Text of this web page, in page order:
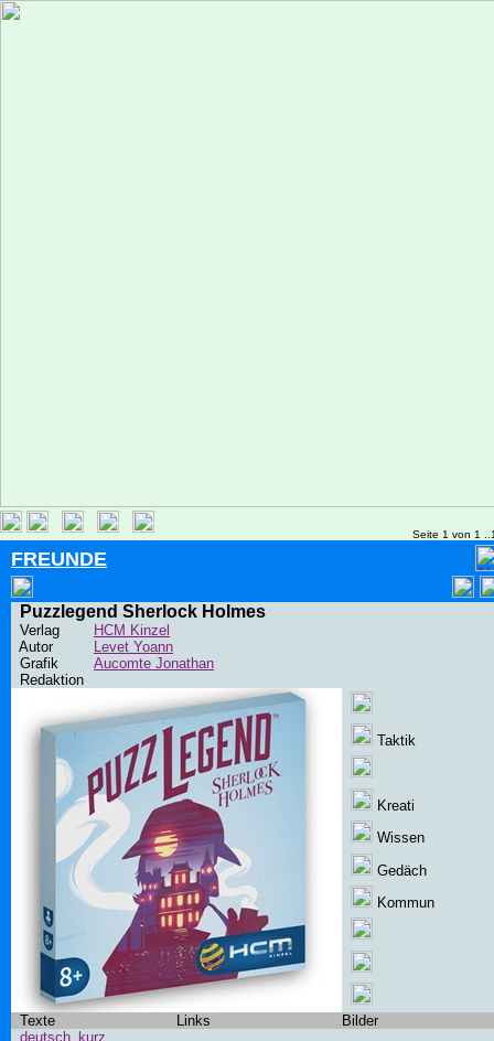
Seite 1 von 1
FREUNDE
Puzzlegend Sherlock Holmes
Verlag
HCM Kinzel
Autor
Levet Yoann
Grafik
Aucomte Jonathan
Redaktion
Taktik
Kreati
Wissen
Gedäch
Kommun
Texte Links
Bilder
deutsch_kurz
...